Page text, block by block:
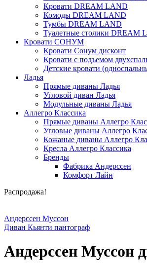
Кровати DREAM LAND
Комоды DREAM LAND
Тумбы DREAM LAND
Туалетные столики DREAM
Кровати СОНУМ
Кровати Сонум дисконт
Кровати с подъемом
Детские кровати
Ладья
Прямые диваны Ладья
Угловой диван Ладья
Модульные диваны Ладья
Аллегро Классика
Прямые диваны Аллегро
Угловые диваны Аллегро
Кожаные диваны Аллегро
Кресла Аллегро Классика
Бренды
Фабрика Андерссен
Комфорт Лайн
Распродажа!
Андерссен Муссон
Диван Кьянти пантограф
Андерссен Муссон